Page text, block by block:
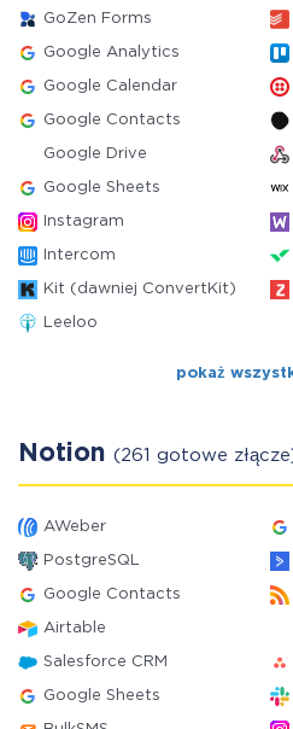
GoZen Forms
Google Analytics
Google Calendar
Google Contacts
Google Drive
Google Sheets
Instagram
Intercom
Kit (dawniej ConvertKit)
Leeloo
pokaż
Notion (261 gotowe
AWeber
PostgreSQL
Google Contacts
Airtable
Salesforce CRM
Google Sheets